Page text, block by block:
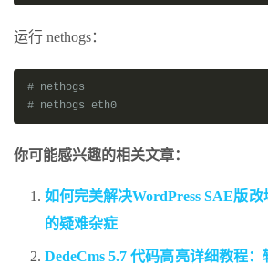
运行 nethogs：
# nethogs
# nethogs eth0
你可能感兴趣的相关文章：
如何完美解决WordPress SAE版
的疑难杂症
DedeCms 5.7 代码高亮详细教程